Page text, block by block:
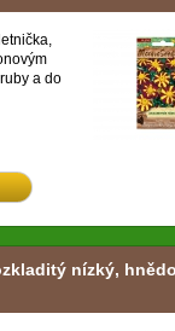
a do
nízký,